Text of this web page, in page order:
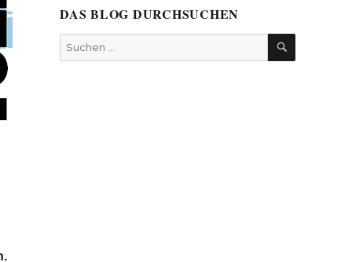
DAS BLOG DURCHSUCHEN
Suchen
nach:
SUCHEN